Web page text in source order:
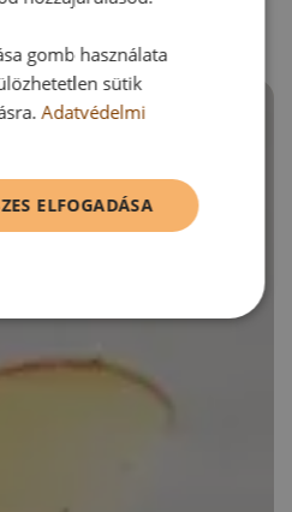
gomb használata
sütik
Adatvédelmi
ELFOGADÁSA